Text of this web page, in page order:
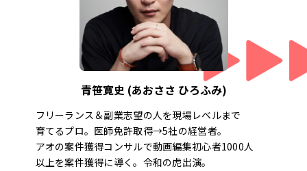
青笹寛史 (あおささ ひろふみ)
フリーランス＆副業志望の人を現場レベルまで
育てるプロ。医師免許取得→5社の経営者。
アオの案件獲得コンサルで動画編集初心者1000人
以上を案件獲得に導く。令和の虎出演。